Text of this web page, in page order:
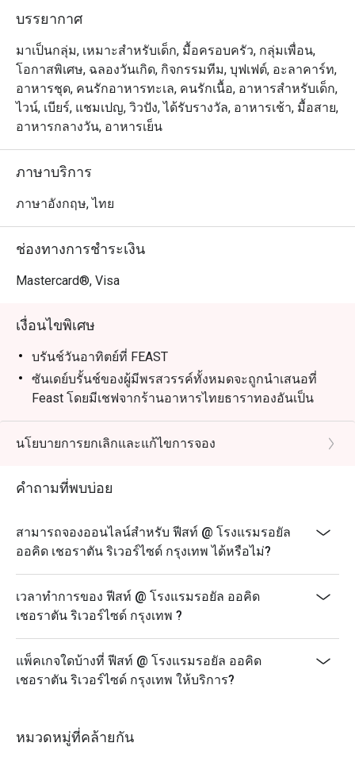
ตะวันออกไว้ด้วยกัน พร้อมชมทิวทัศน์แม่น้ำเจ้าพระยาที่น่า
ตื่นตาตื่นใจ
บรรยากาศ
มาเป็นกลุ่ม, เหมาะสำหรับเด็ก, มื้อครอบครัว, กลุ่มเพื่อน,
โอกาสพิเศษ, ฉลองวันเกิด, กิจกรรมทีม, บุฟเฟต์, อะลาคาร์ท,
อาหารชุด, คนรักอาหารทะเล, คนรักเนื้อ, อาหารสำหรับเด็ก,
ไวน์, เบียร์, แชมเปญ, วิวปัง, ได้รับรางวัล, อาหารเช้า, มื้อสาย,
อาหารกลางวัน, อาหารเย็น
ภาษาบริการ
ภาษาอังกฤษ, ไทย
ช่องทางการชำระเงิน
Mastercard®, Visa
เงื่อนไขพิเศษ
บรันช์วันอาทิตย์ที่ FEAST
ซันเดย์บรั้นช์ของผู้มีพรสวรรค์ทั้งหมดจะถูกนำเสนอที่
Feast โดยมีเชฟจากร้านอาหารไทยธาราทองอันเป็น
เอกลักษณ์ของเราและร้านอาหารอิตาเลี่ยนของจิออร์จิโอ
มาเพิ่มการคัดสรร
ประทานอาหารทั้งในร่มและกลางแจ้งบนเฉลียงริมแม่น้ำ
(เงื่อนไข: กรุณาจองล่วงหน้าอย่างน้อย 24 ชั่วโมง และ
ระบุข้อความ "ฉลองวันเกิด" ในรายละเอียดการจอง)
👶 ฟรีสำหรับเด็กอายุ 0-9 ปี
🧒 เด็กอายุ 10-12 ปี ครึ่งราคา 1,250 บาทสุทธิ
ซันเดย์บรันช์ : 2,500
อาหารมื้อสาย : 12:00-15:00 น
บุฟเฟ่ต์บาร์บีคิวมื้อค่ำ 1,800++
-------------------------------------------------- --------------
นโยบายการยกเลิกและแก้ไขการจอง
คำถามที่พบบ่อย
สามารถจองออนไลน์สำหรับ ฟีสท์ @ โรงแรมรอยัล
ออคิด เชอราตัน ริเวอร์ไซด์ กรุงเทพ ได้หรือไม่?
เวลาทำการของ ฟีสท์ @ โรงแรมรอยัล ออคิด
เชอราตัน ริเวอร์ไซด์ กรุงเทพ ?
แพ็คเกจใดบ้างที่ ฟีสท์ @ โรงแรมรอยัล ออคิด
เชอราตัน ริเวอร์ไซด์ กรุงเทพ ให้บริการ?
หมวดหมู่ที่คล้ายกัน